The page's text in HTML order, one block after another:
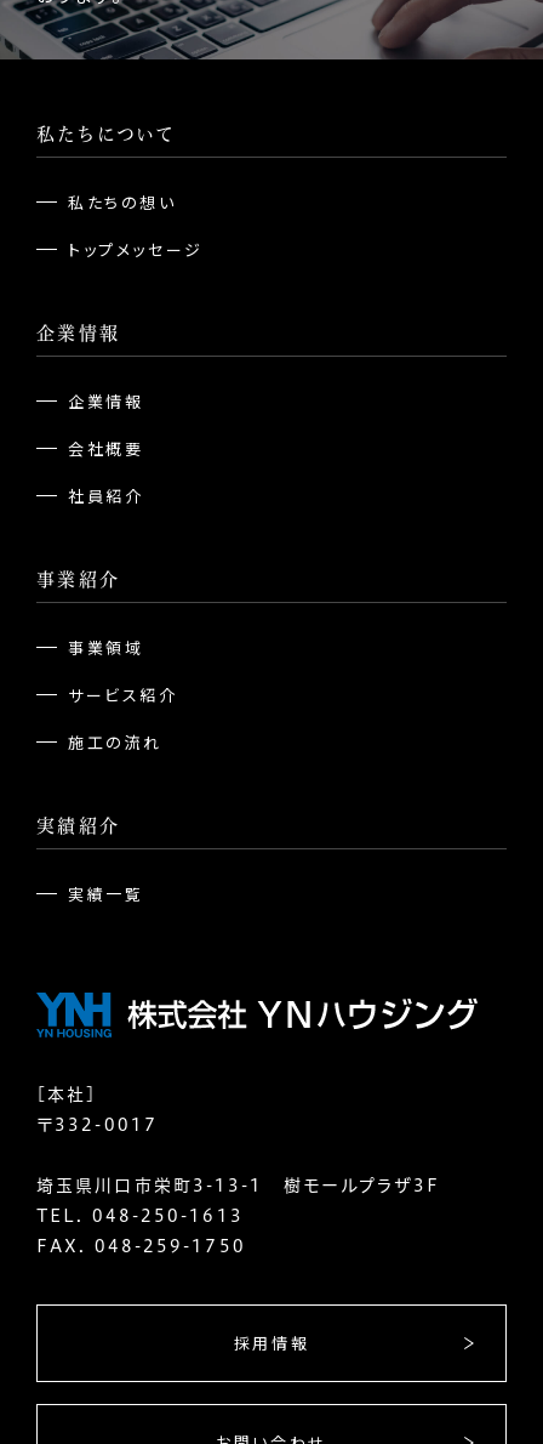
私たちについて
私たちの想い
トップメッセージ
企業情報
企業情報
会社概要
社員紹介
事業紹介
事業領域
サービス紹介
施工の流れ
実績紹介
実績一覧
[本社]
〒332-0017
埼玉県川口市栄町3-13-1 樹モールプラザ3F
TEL. 048-250-1613
FAX. 048-259-1750
採用情報